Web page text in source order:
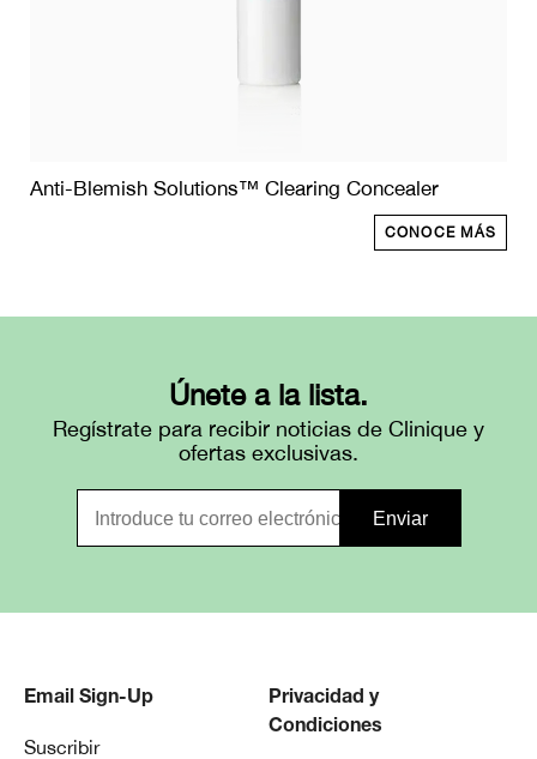
Anti-Blemish Solutions™ Clearing Concealer
CONOCE MÁS
Únete a la lista.
Regístrate para recibir noticias de Clinique y
ofertas exclusivas.
Email Sign-Up
Suscribir
Privacidad y
Condiciones